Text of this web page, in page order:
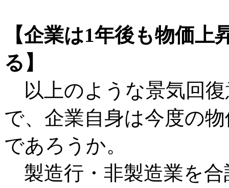
【企業は1年後も物価
る】
以上のような景気回
で、企業自身は今度の
であろうか。
製造行・非製造業を合